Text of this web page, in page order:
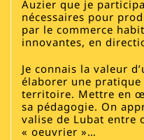
Auzier que je
nécessaires pour
par le commerce
innovantes, en
Je connais la valeur
élaborer une
territoire. Mettre en
sa pédagogie. On
valise de Lubat entre
« oeuvrier »…